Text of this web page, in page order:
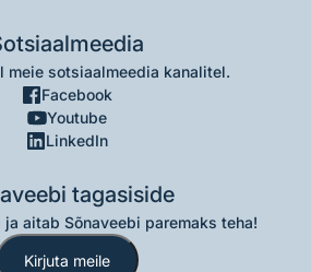
meie sotsiaalmeedia kanalitel.
Facebook
Youtube
LinkedIn
tagasiside
ja aitab Sõnaveebi paremaks teha!
Kirjuta meile